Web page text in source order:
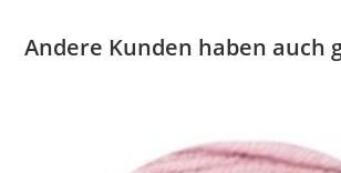
Andere Kunden haben auch